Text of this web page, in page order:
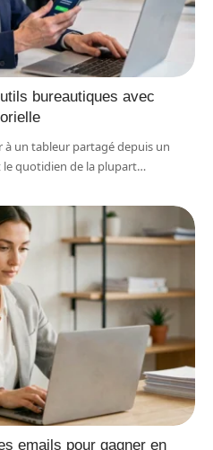
bureautiques avec
à un tableur partagé depuis un
le quotidien de la plupart…
emails pour gagner en